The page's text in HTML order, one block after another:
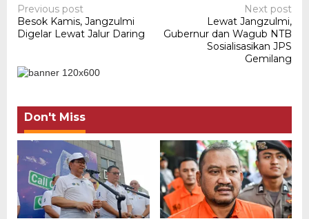
Post
navigation
Previous post
Besok Kamis, Jangzulmi
Digelar Lewat Jalur Daring
Next post
Lewat Jangzulmi,
Gubernur dan Wagub NTB
Sosialisasikan JPS
Gemilang
Don't Miss